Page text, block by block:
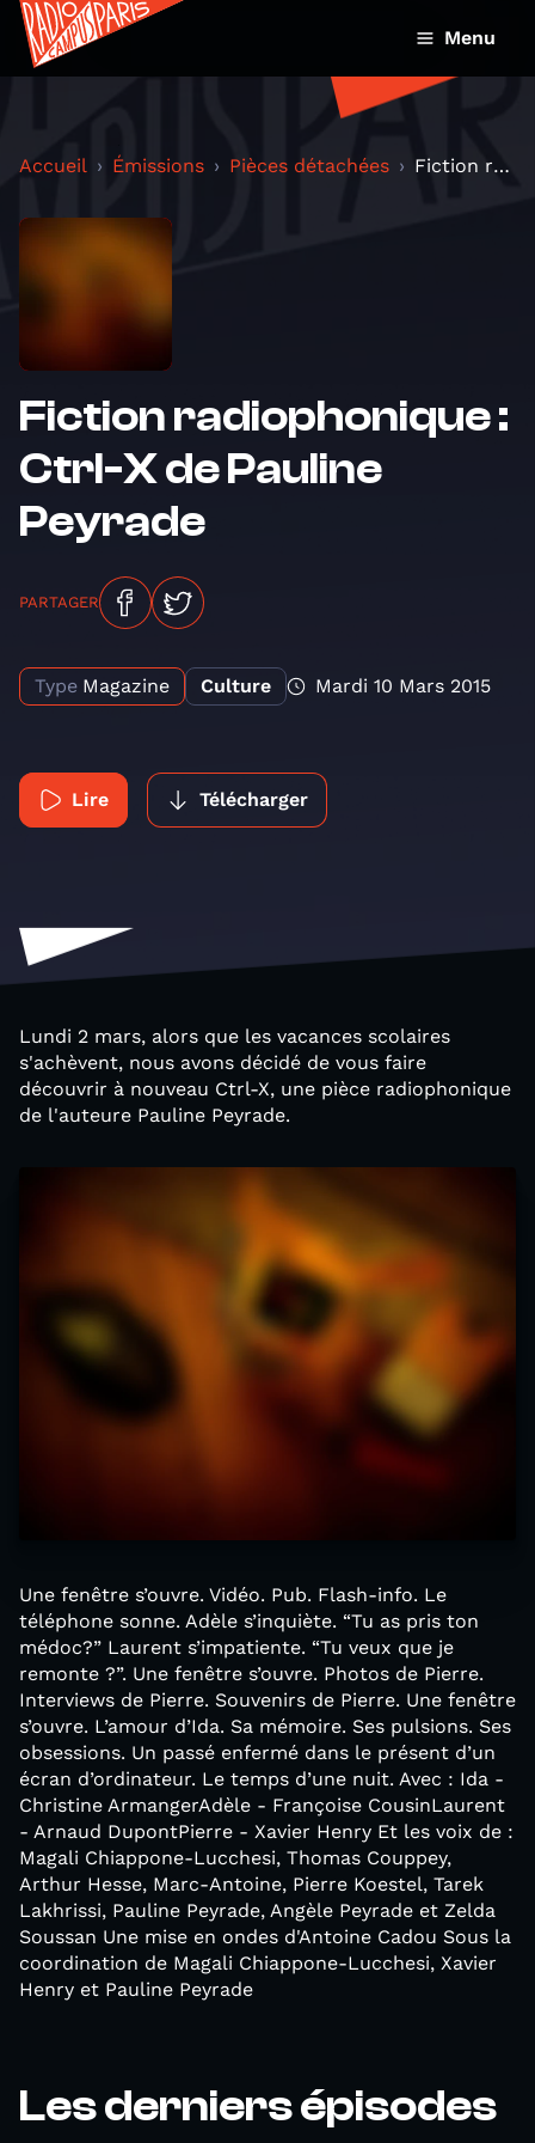
Menu
Accueil Émissions Pièces détachées Fiction radiophonique : Ctrl-X de Pauline Peyrade
Fiction radiophonique :
Ctrl-X de Pauline
Peyrade
PARTAGER
Type Magazine Culture Mardi 10 Mars 2015
Lire Télécharger
Lundi 2 mars, alors que les vacances scolaires
s'achèvent, nous avons décidé de vous faire
découvrir à nouveau Ctrl-X, une pièce radiophonique
de l'auteure Pauline Peyrade.
Une fenêtre s’ouvre. Vidéo. Pub. Flash-info. Le
téléphone sonne. Adèle s’inquiète. “Tu as pris ton
médoc?” Laurent s’impatiente. “Tu veux que je
remonte ?”. Une fenêtre s’ouvre. Photos de Pierre.
Interviews de Pierre. Souvenirs de Pierre. Une fenêtre
s’ouvre. L’amour d’Ida. Sa mémoire. Ses pulsions. Ses
obsessions. Un passé enfermé dans le présent d’un
écran d’ordinateur. Le temps d’une nuit. Avec : Ida -
Christine ArmangerAdèle - Françoise CousinLaurent
- Arnaud DupontPierre - Xavier Henry Et les voix de :
Magali Chiappone-Lucchesi, Thomas Couppey,
Arthur Hesse, Marc-Antoine, Pierre Koestel, Tarek
Lakhrissi, Pauline Peyrade, Angèle Peyrade et Zelda
Soussan Une mise en ondes d'Antoine Cadou Sous la
coordination de Magali Chiappone-Lucchesi, Xavier
Henry et Pauline Peyrade
Les derniers épisodes